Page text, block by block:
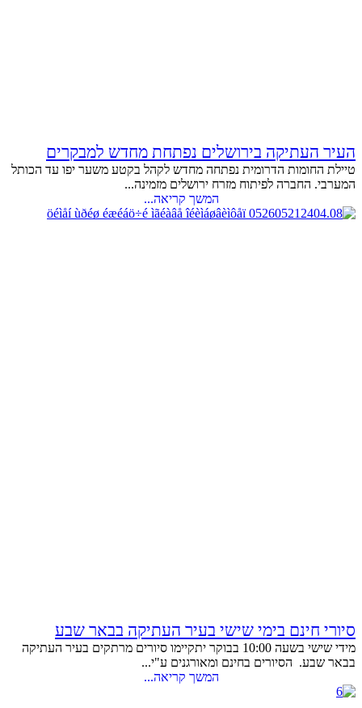
העיר העתיקה בירושלים נפתחת מחדש למבקרים
טיילת החומות הדרומית נפתחה מחדש לקהל בקטע משער יפו עד הכותל
המערבי. החברה לפיתוח מזרח ירושלים מזמינה...
המשך קריאה...
סיורי חינם בימי שישי בעיר העתיקה בבאר שבע
מידי שישי בשעה 10:00 בבוקר יתקיימו סיורים מרתקים בעיר העתיקה
בבאר שבע. הסיורים בחינם ומאורגנים ע"י...
המשך קריאה...